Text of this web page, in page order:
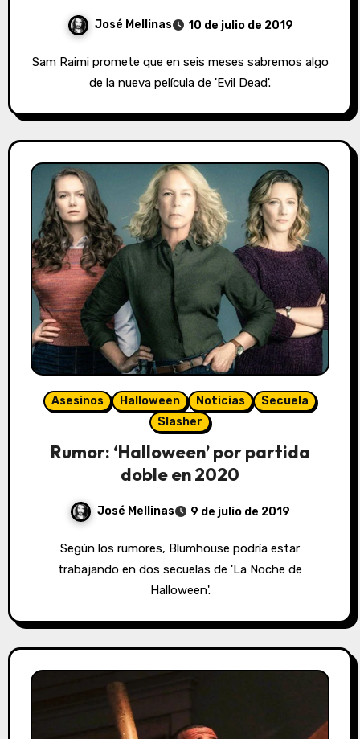
José Mellinas 10 de julio de 2019
Sam Raimi promete que en seis meses sabremos algo
de la nueva película de 'Evil Dead'.
Asesinos Halloween Noticias
Secuela
Slasher
Rumor: ‘Halloween’ por partida
doble en 2020
José Mellinas 9 de julio de 2019
Según los rumores, Blumhouse podría estar
trabajando en dos secuelas de 'La Noche de
Halloween'.